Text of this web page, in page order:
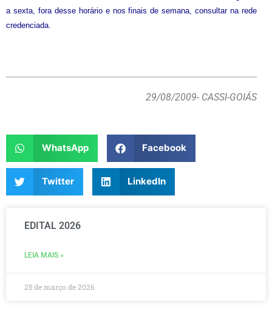
a sexta, fora desse horário e nos finais de semana, consultar na rede
credenciada.
29/08/2009- CASSI-GOIÁS
WhatsApp Facebook
Twitter LinkedIn
EDITAL 2026
LEIA MAIS »
25 de março de 2026